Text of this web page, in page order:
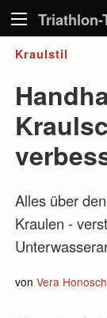
Kraulstil
Alles über
Kraulen -
von Vera